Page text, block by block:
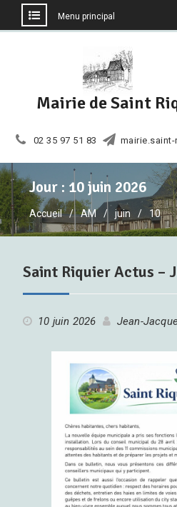
Menu principal
Mairie de Saint
02 35 97 51 83
Jour : 10 juin 2026
Accueil AM juin 10
Saint Riquier Actus –
10 juin 2026 Jean-